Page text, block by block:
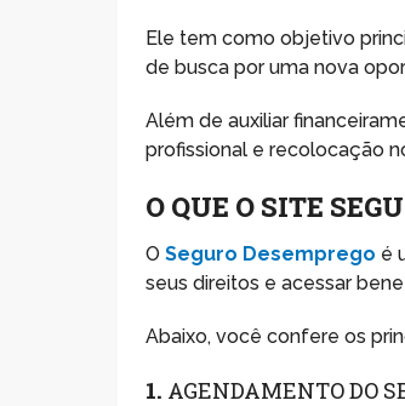
Ele tem como objetivo
de busca por uma nova
Além de auxiliar
profissional e recolocação
O QUE O SITE
OSeguro Desemprego é
seus direitos e acessar
Abaixo, você confere os
1. AGENDAMENTO DO